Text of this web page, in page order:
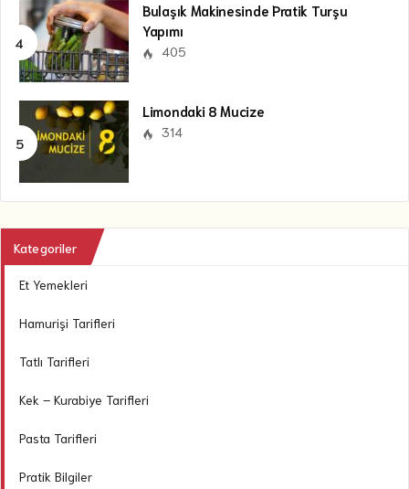
Bulaşık Makinesinde Pratik Turşu
Yapımı
405
Limondaki 8 Mucize
314
Kategoriler
Et Yemekleri
Hamurişi Tarifleri
Tatlı Tarifleri
Kek – Kurabiye Tarifleri
Pasta Tarifleri
Pratik Bilgiler